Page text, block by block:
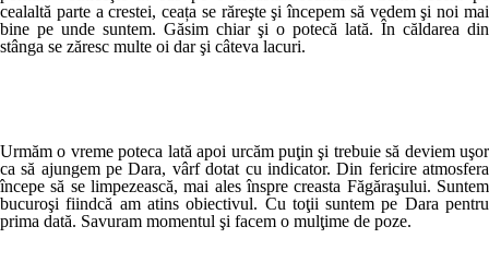
cealaltă parte a crestei, ceața se răreşte şi începem să vedem şi noi mai
bine pe unde suntem. Găsim chiar şi o potecă lată. În căldarea din
stânga se zăresc multe oi dar şi câteva lacuri.
Urmăm o vreme poteca lată apoi urcăm puţin şi trebuie să deviem uşor
ca să ajungem pe Dara, vârf dotat cu indicator. Din fericire atmosfera
începe să se limpezească, mai ales înspre creasta Făgăraşului. Suntem
bucuroşi fiindcă am atins obiectivul. Cu toţii suntem pe Dara pentru
prima dată. Savuram momentul şi facem o mulţime de poze.